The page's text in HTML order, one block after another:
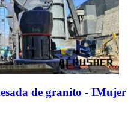
de granito - IMujer